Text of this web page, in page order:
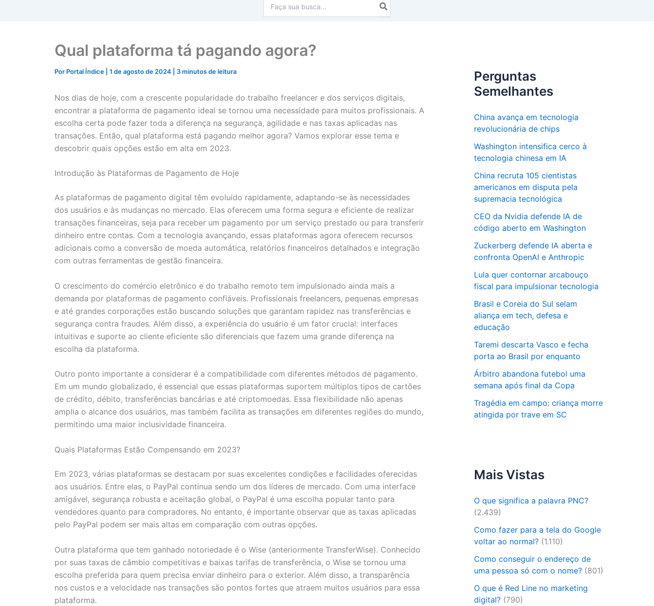
Qual plataforma tá pagando agora?
Por Portal Índice 1 de agosto de 2024 3 minutos de leitura
Nos dias de hoje, com a crescente popularidade do trabalho freelancer e dos serviços digitais,
encontrar a plataforma de pagamento ideal se tornou uma necessidade para muitos profissionais. A
escolha certa pode fazer toda a diferença na segurança, agilidade e nas taxas aplicadas nas
transações. Então, qual plataforma está pagando melhor agora? Vamos explorar esse tema e
descobrir quais opções estão em alta em 2023.
Introdução às Plataformas de Pagamento de Hoje
As plataformas de pagamento digital têm evoluído rapidamente, adaptando-se às necessidades
dos usuários e às mudanças no mercado. Elas oferecem uma forma segura e eficiente de realizar
transações financeiras, seja para receber um pagamento por um serviço prestado ou para transferir
dinheiro entre contas. Com a tecnologia avançando, essas plataformas agora oferecem recursos
adicionais como a conversão de moeda automática, relatórios financeiros detalhados e integração
com outras ferramentas de gestão financeira.
O crescimento do comércio eletrônico e do trabalho remoto tem impulsionado ainda mais a
demanda por plataformas de pagamento confiáveis. Profissionais freelancers, pequenas empresas
e até grandes corporações estão buscando soluções que garantam rapidez nas transferências e
segurança contra fraudes. Além disso, a experiência do usuário é um fator crucial: interfaces
intuitivas e suporte ao cliente eficiente são diferenciais que fazem uma grande diferença na
escolha da plataforma.
Outro ponto importante a considerar é a compatibilidade com diferentes métodos de pagamento.
Em um mundo globalizado, é essencial que essas plataformas suportem múltiplos tipos de cartões
de crédito, débito, transferências bancárias e até criptomoedas. Essa flexibilidade não apenas
amplia o alcance dos usuários, mas também facilita as transações em diferentes regiões do mundo,
permitindo uma maior inclusividade financeira.
Quais Plataformas Estão Compensando em 2023?
Em 2023, várias plataformas se destacam por suas excelentes condições e facilidades oferecidas
aos usuários. Entre elas, o PayPal continua sendo um dos líderes de mercado. Com uma interface
amigável, segurança robusta e aceitação global, o PayPal é uma escolha popular tanto para
vendedores quanto para compradores. No entanto, é importante observar que as taxas aplicadas
pelo PayPal podem ser mais altas em comparação com outras opções.
Outra plataforma que tem ganhado notoriedade é o Wise (anteriormente TransferWise). Conhecido
por suas taxas de câmbio competitivas e baixas tarifas de transferência, o Wise se tornou uma
escolha preferida para quem precisa enviar dinheiro para o exterior. Além disso, a transparência
nos custos e a velocidade nas transações são pontos fortes que atraem muitos usuários para essa
plataforma.
Perguntas
Semelhantes
China avança em tecnologia
revolucionária de chips
Washington intensifica cerco à
tecnologia chinesa em IA
China recruta 105 cientistas
americanos em disputa pela
supremacia tecnológica
CEO da Nvidia defende IA de
código aberto em Washington
Zuckerberg defende IA aberta e
confronta OpenAI e Anthropic
Lula quer contornar arcabouço
fiscal para impulsionar tecnologia
Brasil e Coreia do Sul selam
aliança em tech, defesa e
educação
Taremi descarta Vasco e fecha
porta ao Brasil por enquanto
Árbitro abandona futebol uma
semana após final da Copa
Tragédia em campo: criança morre
atingida por trave em SC
Mais Vistas
O que significa a palavra PNC?
(2.439)
Como fazer para a tela do Google
voltar ao normal? (1.110)
Como conseguir o endereço de
uma pessoa só com o nome? (801)
O que é Red Line no marketing
digital? (790)